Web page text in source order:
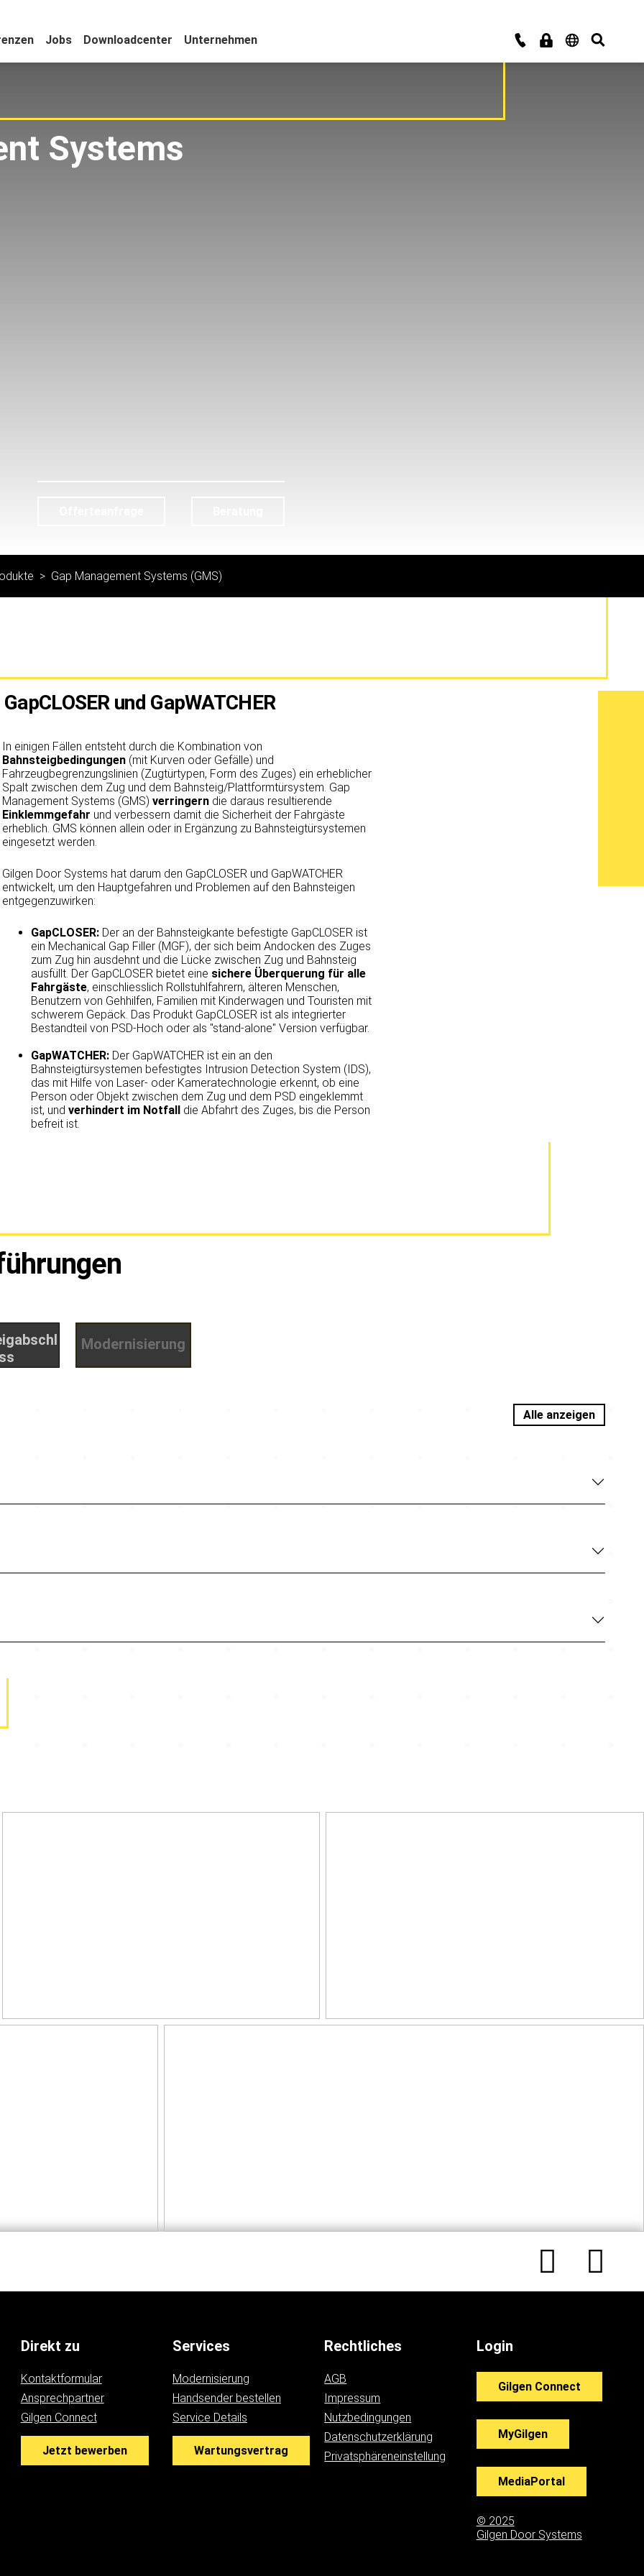
Jobs Downloadcenter Unternehmen
Systems
Gap Management Systems (GMS)
GapCLOSER und GapWATCHER
In einigen Fällen entsteht durch die Kombination von
Bahnsteigbedingungen (mit Kurven oder Gefälle) und
Fahrzeugbegrenzungslinien (Zugtürtypen, Form des Zuges) ein erheblicher
Spalt zwischen dem Zug und dem Bahnsteig/Plattformtürsystem. Gap
Management Systems (GMS) verringern die daraus resultierende
Einklemmgefahr und verbessern damit die Sicherheit der Fahrgäste
erheblich. GMS können allein oder in Ergänzung zu Bahnsteigtürsystemen
eingesetzt werden.
Gilgen Door Systems hat darum den GapCLOSER und GapWATCHER
entwickelt, um den Hauptgefahren und Problemen auf den Bahnsteigen
entgegenzuwirken:
GapCLOSER: Der an der Bahnsteigkante befestigte GapCLOSER ist
ein Mechanical Gap Filler (MGF), der sich beim Andocken des Zuges
zum Zug hin ausdehnt und die Lücke zwischen Zug und Bahnsteig
ausfüllt. Der GapCLOSER bietet eine sichere Überquerung für alle
Fahrgäste, einschliesslich Rollstuhlfahrern, älteren Menschen,
Benutzern von Gehhilfen, Familien mit Kinderwagen und Touristen mit
schwerem Gepäck. Das Produkt GapCLOSER ist als integrierter
Bestandteil von PSD-Hoch oder als "stand-alone" Version verfügbar.
GapWATCHER: Der GapWATCHER ist ein an den
Bahnsteigtürsystemen befestigtes Intrusion Detection System (IDS),
das mit Hilfe von Laser- oder Kameratechnologie erkennt, ob eine
Person oder Objekt zwischen dem Zug und dem PSD eingeklemmt
ist, und verhindert im Notfall die Abfahrt des Zuges, bis die Person
befreit ist.
Modernisierung
Alle anzeigen
Direkt zu
Kontaktformular
Ansprechpartner
Gilgen Connect
Jetzt bewerben
Services
Modernisierung
Handsender bestellen
Service Details
Wartungsvertrag
Rechtliches
AGB
Impressum
Nutzbedingungen
Datenschutzerklärung
Privatsphäreneinstellung
Login
Gilgen Connect
MyGilgen
MediaPortal
© 2025
Gilgen Door Systems